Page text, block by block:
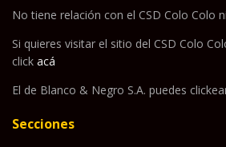
No tiene relación con el CSD Colo Colo
Si quieres visitar el sitio del CSD Colo
click acá
El de Blanco & Negro S.A. puedes
Secciones